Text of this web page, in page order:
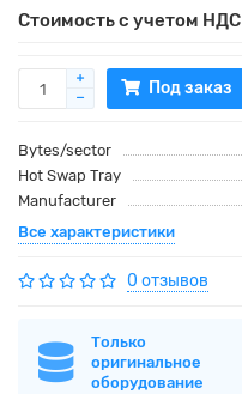
Стоимость с учетом НДС
Под заказ
Bytes/sector
Hot Swap Tray
Manufacturer
Все характеристики
0 отзывов
Только
оригинальное
оборудование